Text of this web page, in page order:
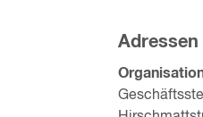
Adressen